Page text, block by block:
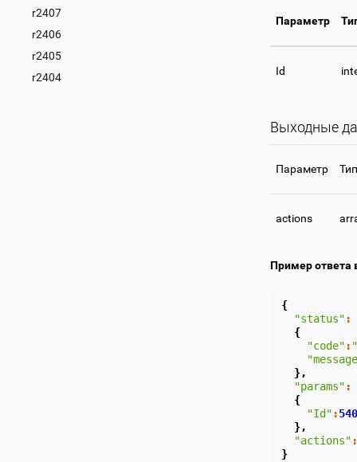
r2407
r2406
r2405
r2404
Параметр
Id
Выходные
Параметр Тип
actions
Пример ответа
{
"status" :
{
"code" :
},
"params" :
{
"Id" :540
},
"actions" :
}